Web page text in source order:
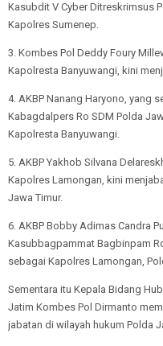
Kasubdit V Cyber Ditreskrimsus
Kapolres Sumenep.
3. Kombes Pol Deddy Foury
Kapolresta Banyuwangi, kini
4. AKBP Nanang Haryono, yang
Kabagdalpers Ro SDM Polda
Kapolresta Banyuwangi.
5. AKBP Yakhob Silvana
Kapolres Lamongan, kini
Jawa Timur.
6. AKBP Bobby Adimas Candra
Kasubbagpammat Bagbinpam
sebagai Kapolres Lamongan,
Sementara itu Kepala Bidang
Jatim Kombes Pol Dirmanto
jabatan di wilayah hukum Polda